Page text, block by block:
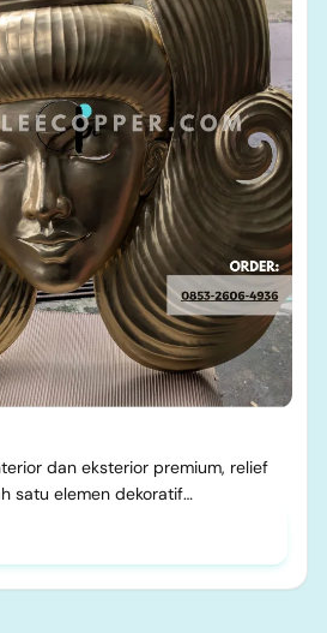
dan eksterior premium, relief
satu elemen dekoratif…